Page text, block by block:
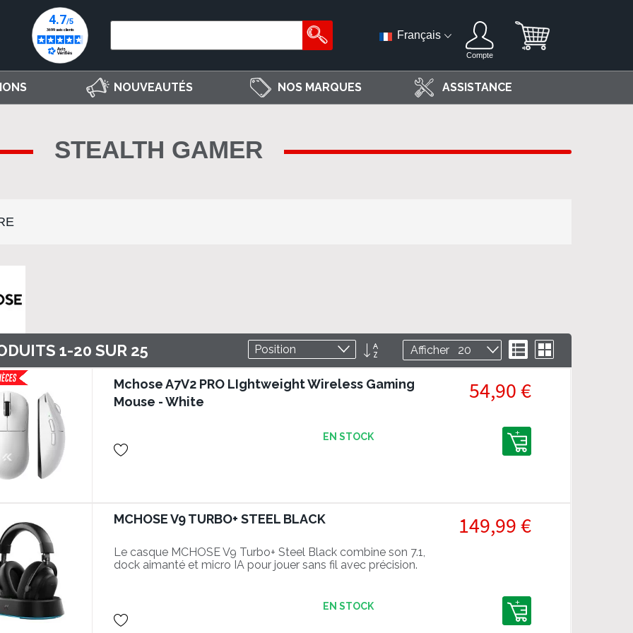
Français
Compte
NOUVEAUTÉS NOS MARQUES ASSISTANCE
STEALTH GAMER
1-20 SUR 25 Par
ordre
décroissant
Afficher ListeGrille
Mchose A7V2 PRO LIghtweight Wireless Gaming
Mouse - White
54,90 €
EN STOCK
MCHOSE V9 TURBO+ STEEL BLACK
Le casque MCHOSE V9 Turbo+ Steel Black combine son 7.1,
dock aimanté et micro IA pour jouer sans fil avec précision.
149,99 €
EN STOCK